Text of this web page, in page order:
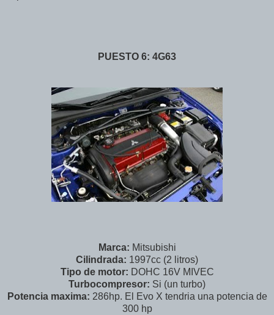
PUESTO 6: 4G63
Marca: Mitsubishi
Cilindrada: 1997cc (2 litros)
Tipo de motor: DOHC 16V MIVEC
Turbocompresor: Si (un turbo)
Potencia maxima: 286hp. El Evo X tendria una potencia de
300 hp